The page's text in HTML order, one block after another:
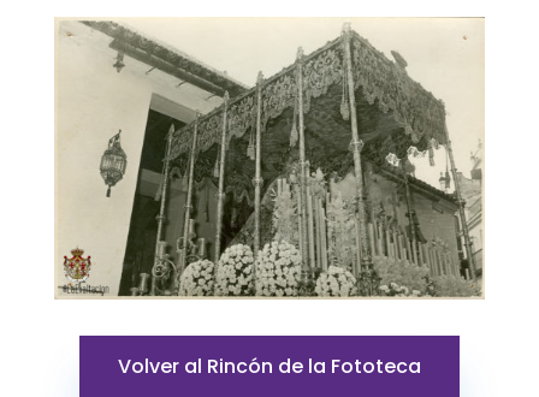
Volver al Rincón de la Fototeca